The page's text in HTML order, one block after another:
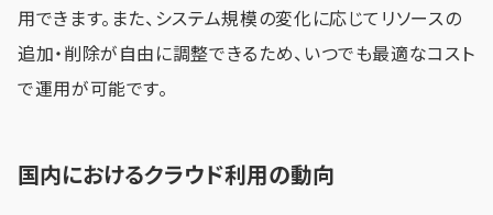
用できます。また、システム規模の変化に応じてリソースの
追加・削除が自由に調整できるため、いつでも最適なコスト
で運用が可能です。
国内におけるクラウド利用の動向